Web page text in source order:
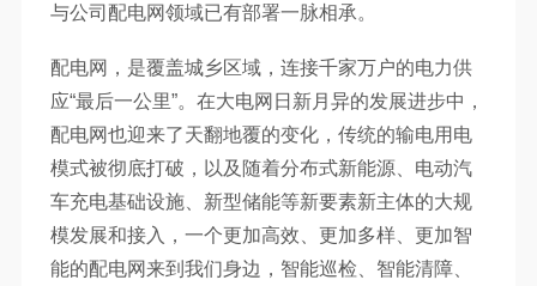
与公司配电网领域已有部署一脉相承。
配电网，是覆盖城乡区域，连接千家万户的电力供
应“最后一公里”。在大电网日新月异的发展进步中，
配电网也迎来了天翻地覆的变化，传统的输电用电
模式被彻底打破，以及随着分布式新能源、电动汽
车充电基础设施、新型储能等新要素新主体的大规
模发展和接入，一个更加高效、更加多样、更加智
能的配电网来到我们身边，智能巡检、智能清障、